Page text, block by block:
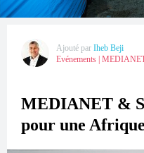
Ajouté par Iheb Beji
Evénements
MEDIANET &
pour une